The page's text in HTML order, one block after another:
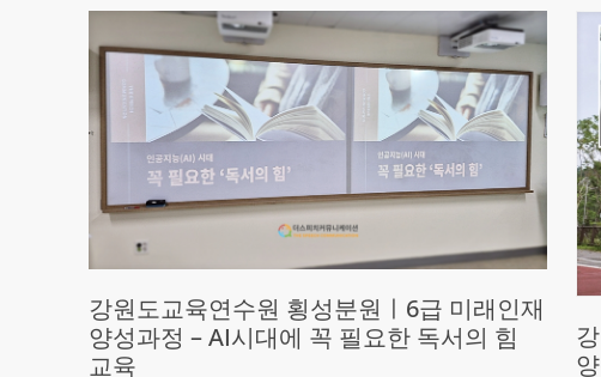
강원도교육연수원 횡성분원ㅣ6급 미래인재
양성과정 – AI시대에 꼭 필요한 독서의 힘
교육